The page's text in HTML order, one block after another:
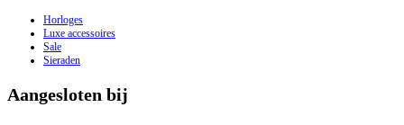
Horloges
Luxe accessoires
Sale
Sieraden
Aangesloten bij